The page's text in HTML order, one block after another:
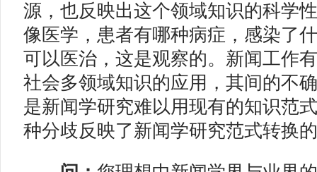
源，也反映出这个领域知识的科学
像医学，患者有哪种病症，感染了
可以医治，这是观察的。新闻工作
社会多领域知识的应用，其间的不
是新闻学研究难以用现有的知识范
种分歧反映了新闻学研究范式转换